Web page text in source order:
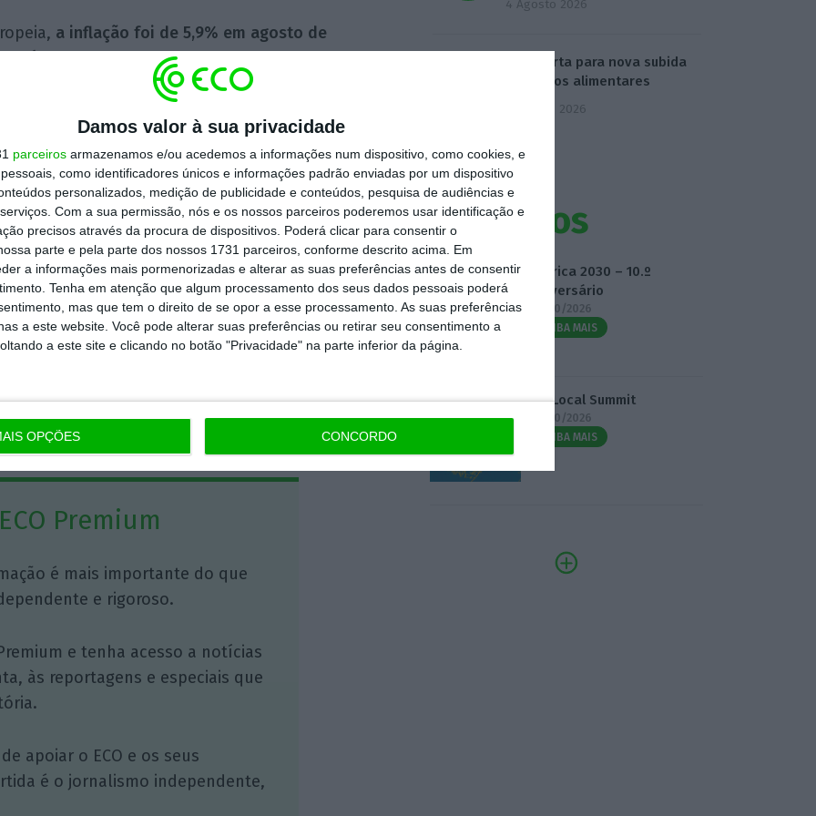
Damos valor à sua privacidade
parceiros armazenamos e/ou acedemos a informações num dispositivo, como cookies, e
como identificadores únicos e informações padrão enviadas por um dispositivo
personalizados, medição de publicidade e conteúdos, pesquisa de audiências e
Com a sua permissão, nós e os nossos parceiros poderemos usar identificação e
precisos através da procura de dispositivos. Poderá clicar para consentir o
parte e pela parte dos nossos 1731 parceiros, conforme descrito acima. Em
a informações mais pormenorizadas e alterar as suas preferências antes de consentir
Tenha em atenção que algum processamento dos seus dados pessoais poderá
mas que tem o direito de se opor a esse processamento. As suas preferências
a este website. Você pode alterar suas preferências ou retirar seu consentimento a
a este site e clicando no botão "Privacidade" na parte inferior da página.
OPÇÕES CONCORDO
a inflação foi de 5,9% em agosto de
É já a décima queda consecutiva
outubro de 2022.
taxas anuais mais baixas foram registadas
2,4%). No extremo oposto encontra-
e Eslováquia (9,6%).
do valor da Zona Euro mas abaixo da
caiu em quinze Estados-Membros,
onze.
Premium
é mais importante do que
e rigoroso.
e tenha acesso a notícias
às reportagens e especiais que
apoiar o ECO e os seus
é o jornalismo independente,
4 Agosto 2026
FAO alerta para nova subida
de preços alimentares
5 Agosto 2026
Eventos
Fábrica 2030 – 10.º
Aniversário
14/10/2026
SAIBA MAIS
3.º Local Summit
07/10/2026
SAIBA MAIS